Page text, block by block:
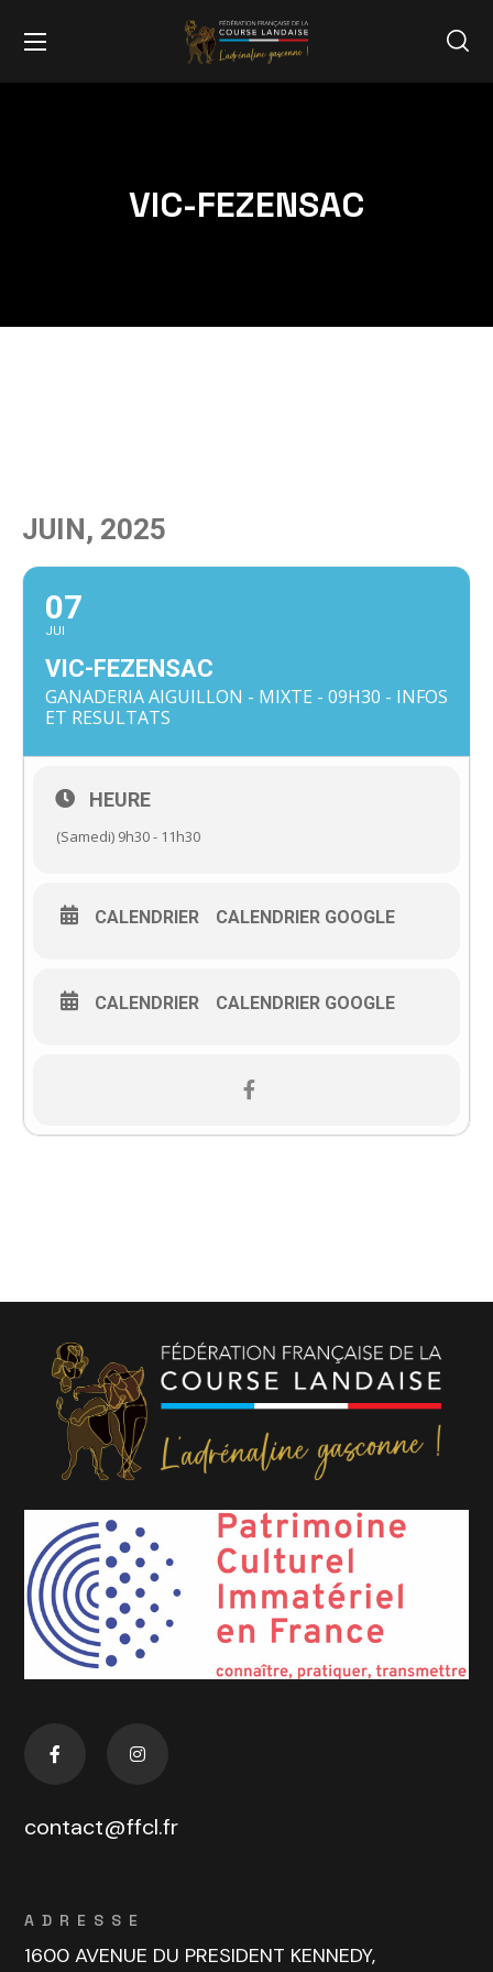
VIC-FEZENSAC
JUIN, 2025
07
JUI
VIC-FEZENSAC
GANADERIA AIGUILLON - MIXTE - 09H30 - INFOS
ET RESULTATS
HEURE
(Samedi) 9h30 - 11h30
CALENDRIER CALENDRIER GOOGLE
CALENDRIER CALENDRIER GOOGLE
contact@ffcl.fr
ADRESSE
1600 AVENUE DU PRESIDENT KENNEDY,